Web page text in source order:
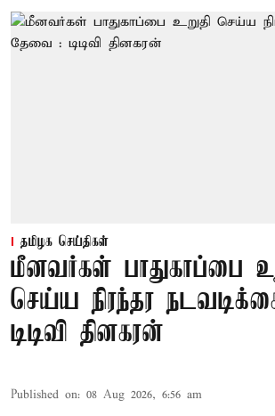
தமிழக செய்திகள்
மீனவர்கள் பாதுகாப்பை
செய்ய நிரந்தர
டிடிவி தினகரன்
Published on: 08 Aug 2026, 6:56 am